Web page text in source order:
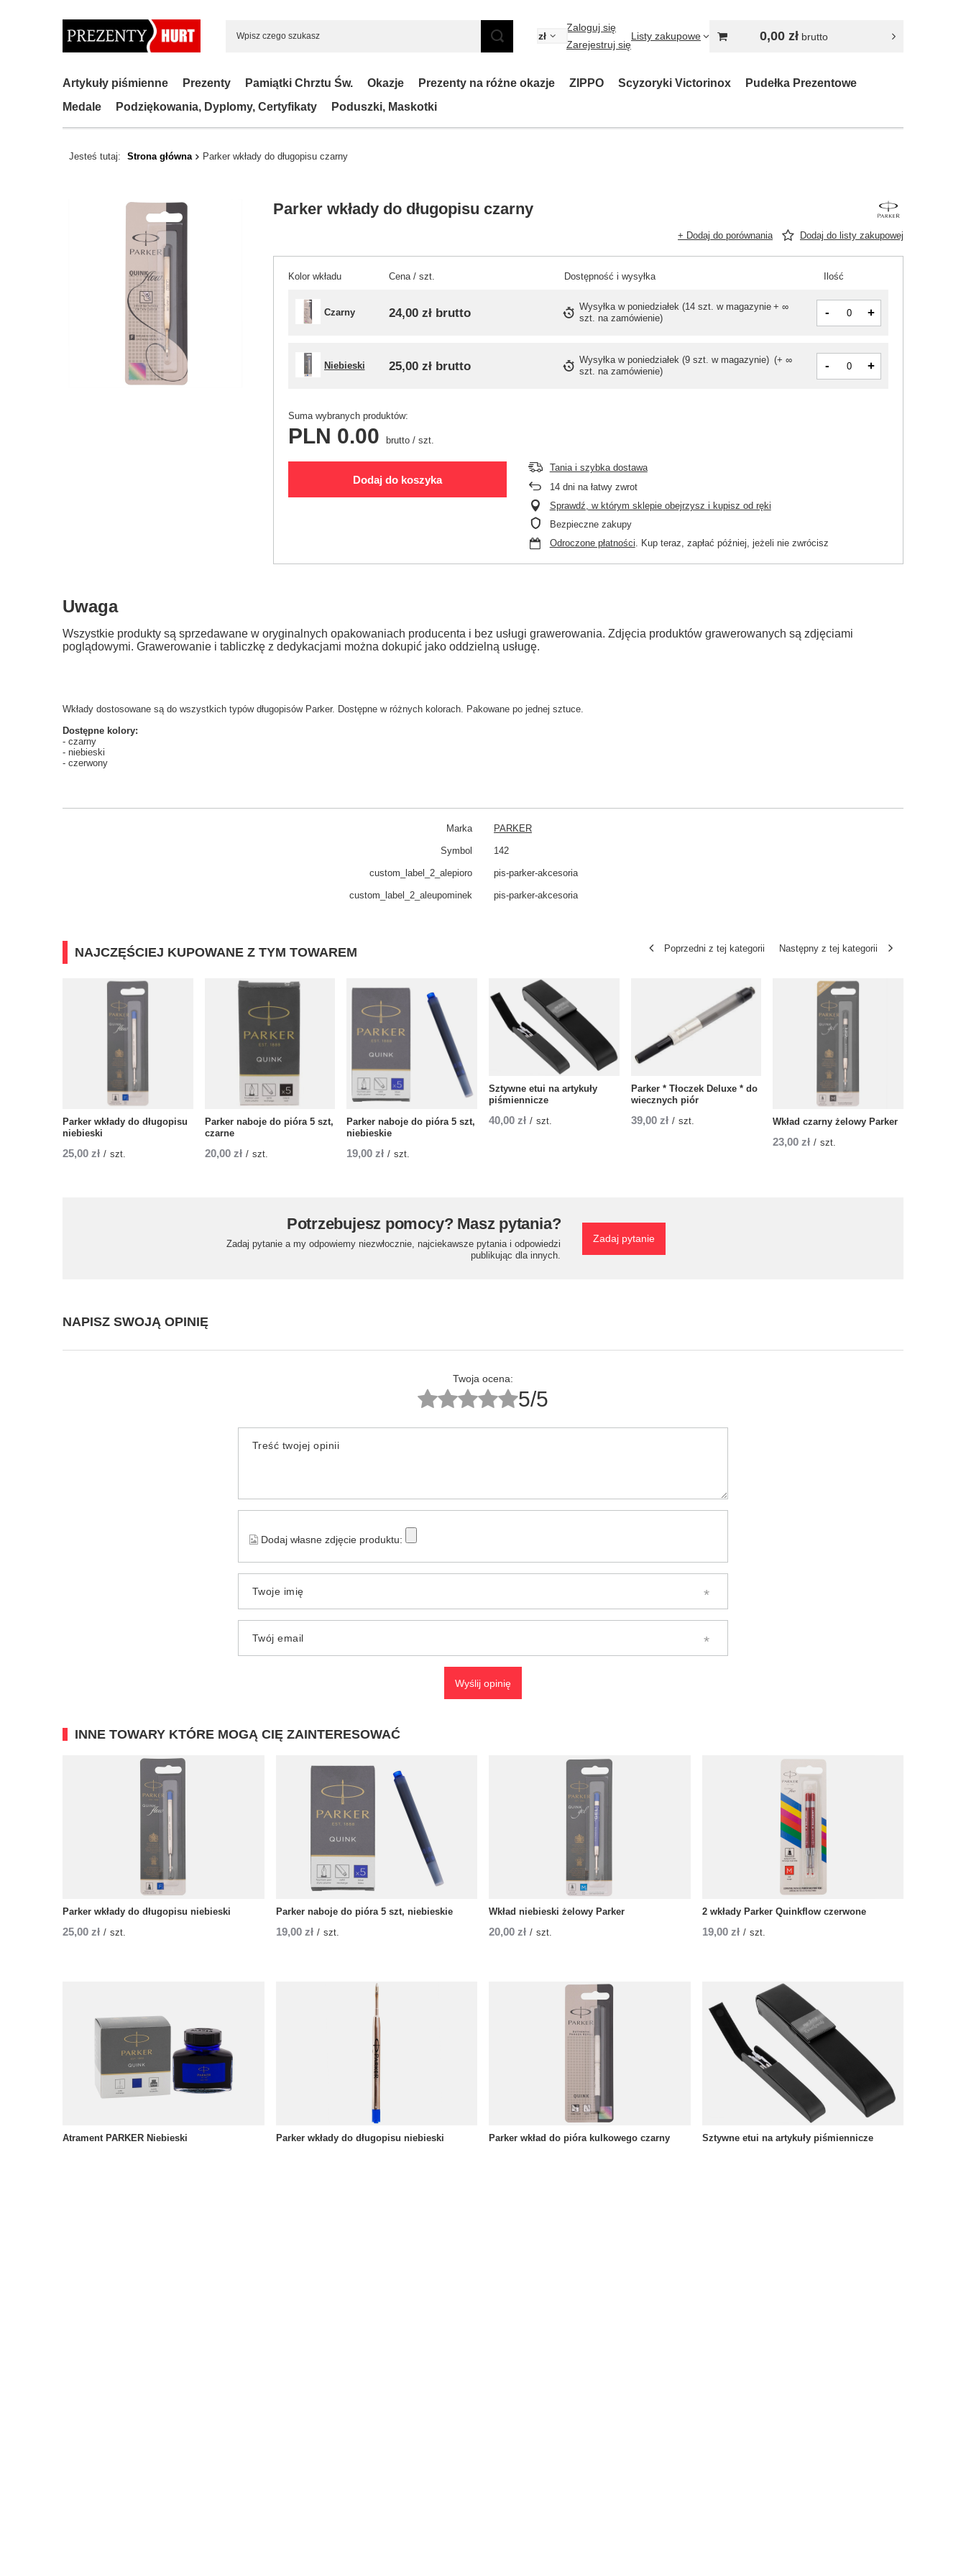
zł
Zaloguj się
Zarejestruj się
Listy zakupowe 0,00 złbrutto
Artykuły piśmienne Prezenty Pamiątki Chrztu Św. Okazje Prezenty na różne okazje ZIPPO Scyzoryki Victorinox
Pudełka Prezentowe
Medale
Podziękowania, Dyplomy, Certyfikaty Poduszki, Maskotki
Jesteś tutaj: Strona główna Parker wkłady do długopisu czarny
Parker wkłady do długopisu czarny
+ Dodaj do porównania Dodaj do listy zakupowej
Kolor wkładu Cena / szt. Dostępność i wysyłka Ilość
Niebieski 25,00 złbrutto Wysyłka w poniedziałek(9 szt. w magazynie) (+ ∞
szt. na zamówienie)
- +
Czarny 24,00 złbrutto Wysyłka w poniedziałek (14 szt. w magazynie + ∞
szt. na zamówienie) - +
Suma wybranych produktów:
PLN 0.00 brutto/ szt.
Dodaj do koszyka
Tania i szybka dostawa
14dni na łatwy zwrot
Sprawdź, w którym sklepie obejrzysz i kupisz od ręki
Bezpieczne zakupy
Odroczone płatności. Kup teraz, zapłać później, jeżeli nie zwrócisz
Uwaga
Wszystkie produkty są sprzedawane w oryginalnych opakowaniach producenta i bez usługi grawerowania. Zdjęcia produktów grawerowanych są zdjęciami
poglądowymi. Grawerowanie i tabliczkę z dedykacjami można dokupić jako oddzielną usługę.
Wkłady dostosowane są do wszystkich typów długopisów Parker. Dostępne w różnych kolorach. Pakowane po jednej sztuce.
Dostępne kolory:
- czarny
- niebieski
- czerwony
Marka PARKER
Symbol 142
custom_​label_​2_alepioro pis-parker-akcesoria
custom_​label_​2_aleupominek pis-parker-akcesoria
NAJCZĘŚCIEJ KUPOWANE Z TYM TOWAREM Poprzedni z tej kategorii Następny z tej kategorii
Parker wkłady do długopisu
niebieski
25,00 zł / szt.
Parker naboje do pióra 5 szt,
czarne
20,00 zł / szt.
Parker naboje do pióra 5 szt,
niebieskie
19,00 zł / szt.
Sztywne etui na artykuły
piśmiennicze
40,00 zł / szt.
Parker * Tłoczek Deluxe * do
wiecznych piór
39,00 zł / szt. Wkład czarny żelowy Parker
23,00 zł / szt.
Potrzebujesz pomocy? Masz pytania?
Zadaj pytanie a my odpowiemy niezwłocznie, najciekawsze pytania i odpowiedzi
publikując dla innych.
Zadaj pytanie
NAPISZ SWOJĄ OPINIĘ
Twoja ocena:
5/5
Treść twojej opinii
Dodaj własne zdjęcie produktu:
Twoje imię
Twój email
Wyślij opinię
INNE TOWARY KTÓRE MOGĄ CIĘ ZAINTERESOWAĆ
Parker wkłady do długopisu niebieski
25,00 zł / szt.
Parker naboje do pióra 5 szt, niebieskie
19,00 zł / szt.
Wkład niebieski żelowy Parker
20,00 zł / szt.
2 wkłady Parker Quinkflow czerwone
19,00 zł / szt.
Atrament PARKER Niebieski Parker wkłady do długopisu niebieski Parker wkład do pióra kulkowego czarny Sztywne etui na artykuły piśmiennicze